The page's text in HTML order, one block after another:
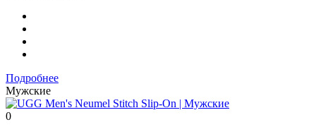
Подробнее
Мужские
0